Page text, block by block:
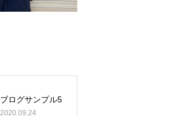
ブログサンプル5
2020.09.24